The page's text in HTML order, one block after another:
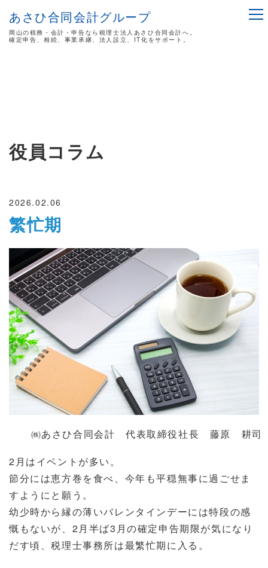
あさひ合同会計グループ
岡山の税務・会計・申告なら税理士法人あさひ合同会計へ。
確定申告、相続、事業承継、法人設立、IT化をサポート。
役員コラム
2026.02.06
繁忙期
㈱あさひ合同会計 代表取締役社長 藤原 耕司
2月はイベントが多い。
節分には恵方巻を食べ、今年も平穏無事に過ごせま
すようにと願う。
幼少時から縁の薄いバレンタインデーには特段の感
慨もないが、 2月半ば3 月の確定申告期限が気になり
だす頃、税理士事務所は最繁忙期に入る。